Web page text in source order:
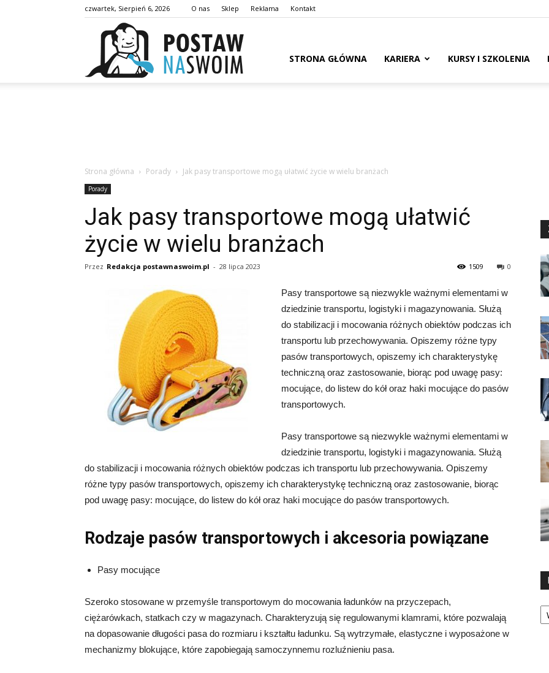
czwartek, Sierpień 6, 2026 O nas Sklep Reklama Kontakt
STRONA GŁÓWNA KARIERA KURSY I SZKOLENIA
Strona główna Porady Jak pasy transportowe mogą ułatwić życie w wielu branżach
Porady
Jak pasy transportowe mogą ułatwić
życie w wielu branżach
Przez Redakcja postawnaswoim.pl - 28 lipca 2023 0
1509
Pasy transportowe są niezwykle ważnymi elementami w
dziedzinie transportu, logistyki i magazynowania. Służą
do stabilizacji i mocowania różnych obiektów podczas ich
transportu lub przechowywania. Opiszemy różne typy
pasów transportowych, opiszemy ich charakterystykę
techniczną oraz zastosowanie, biorąc pod uwagę pasy:
mocujące, do listew do kół oraz haki mocujące do pasów
transportowych.
Pasy transportowe są niezwykle ważnymi elementami w
dziedzinie transportu, logistyki i magazynowania. Służą
do stabilizacji i mocowania różnych obiektów podczas ich transportu lub przechowywania. Opiszemy
różne typy pasów transportowych, opiszemy ich charakterystykę techniczną oraz zastosowanie, biorąc
pod uwagę pasy: mocujące, do listew do kół oraz haki mocujące do pasów transportowych.
Rodzaje pasów transportowych i akcesoria powiązane
Pasy mocujące
Szeroko stosowane w przemyśle transportowym do mocowania ładunków na przyczepach,
ciężarówkach, statkach czy w magazynach. Charakteryzują się regulowanymi klamrami, które pozwalają
na dopasowanie długości pasa do rozmiaru i kształtu ładunku. Są wytrzymałe, elastyczne i wyposażone w
mechanizmy blokujące, które zapobiegają samoczynnemu rozluźnieniu pasa.